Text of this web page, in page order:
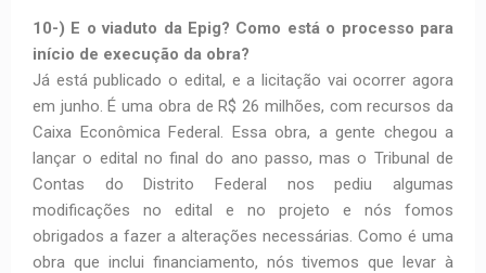
10-) E o viaduto da Epig? Como está o processo para
início de execução da obra?
Já está publicado o edital, e a licitação vai ocorrer agora
em junho. É uma obra de R$ 26 milhões, com recursos da
Caixa Econômica Federal. Essa obra, a gente chegou a
lançar o edital no final do ano passo, mas o Tribunal de
Contas do Distrito Federal nos pediu algumas
modificações no edital e no projeto e nós fomos
obrigados a fazer a alterações necessárias. Como é uma
obra que inclui financiamento, nós tivemos que levar à